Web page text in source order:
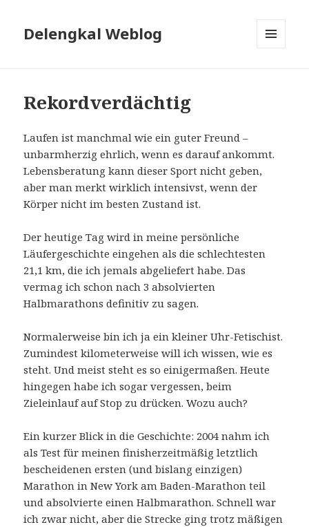
Delengkal Weblog
Rekordverdächtig
Laufen ist manchmal wie ein guter Freund –
unbarmherzig ehrlich, wenn es darauf ankommt.
Lebensberatung kann dieser Sport nicht geben,
aber man merkt wirklich intensivst, wenn der
Körper nicht im besten Zustand ist.
Der heutige Tag wird in meine persönliche
Läufergeschichte eingehen als die schlechtesten
21,1 km, die ich jemals abgeliefert habe. Das
vermag ich schon nach 3 absolvierten
Halbmarathons definitiv zu sagen.
Normalerweise bin ich ja ein kleiner Uhr-Fetischist.
Zumindest kilometerweise will ich wissen, wie es
steht. Und meist steht es so einigermaßen. Heute
hingegen habe ich sogar vergessen, beim
Zieleinlauf auf Stop zu drücken. Wozu auch?
Ein kurzer Blick in die Geschichte: 2004 nahm ich
als Test für meinen finisherzeitmäßig letztlich
bescheidenen ersten (und bislang einzigen)
Marathon in New York am Baden-Marathon teil
und absolvierte einen Halbmarathon. Schnell war
ich zwar nicht, aber die Strecke ging trotz mäßigen